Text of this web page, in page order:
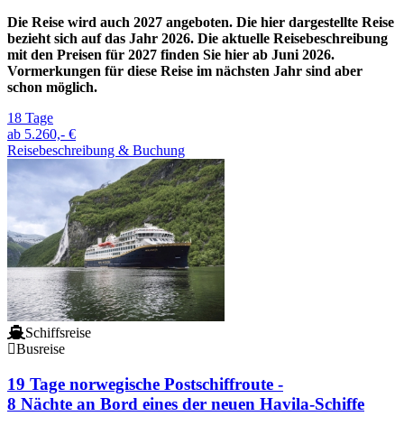
Die Reise wird auch 2027 angeboten. Die hier dargestellte Reise
bezieht sich auf das Jahr 2026. Die aktuelle Reisebeschreibung
mit den Preisen für 2027 finden Sie hier ab Juni 2026.
Vormerkungen für diese Reise im nächsten Jahr sind aber
schon möglich.
18 Tage
ab 5.260,- €
Reisebeschreibung & Buchung
Schiffsreise
Busreise
19 Tage norwegische Postschiffroute -
8 Nächte an Bord eines der neuen Havila-Schiffe